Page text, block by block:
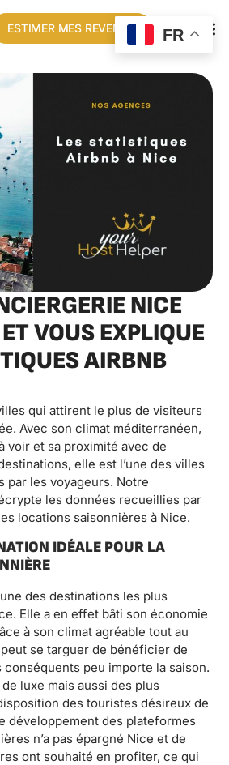
ESTIMER MES REVENUS
NICE
VOUS EXPLIQUE
AIRBNB
qui attirent le plus de visiteurs
Avec son climat méditerranéen,
voir et sa proximité avec de
elle est l’une des villes
par les voyageurs. Notre
les données recueillies par
locations saisonnières à Nice.
IDÉALE POUR LA
des destinations les plus
Elle a en effet bâti son économie
à son climat agréable tout au
peut se targuer de bénéficier de
peu importe la saison.
luxe mais aussi des plus
des touristes désireux de
développement des plateformes
n’a pas épargné Nice et de
ont souhaité en profiter, ce qui
FR